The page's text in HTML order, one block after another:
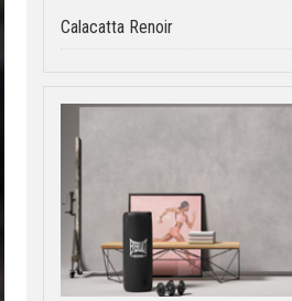
Calacatta Renoir